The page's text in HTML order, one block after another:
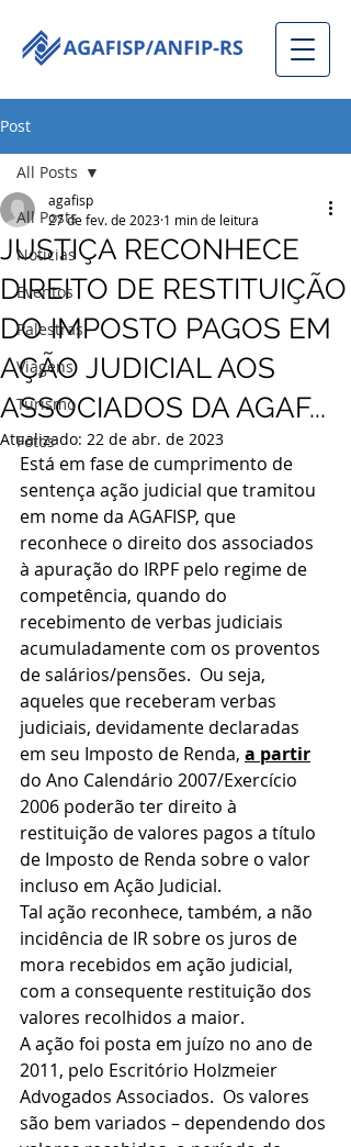
Post
All Posts
Notícias
Eventos
Palestras
Viagens
Turismo
Fotos
All Posts
JUSTIÇA RECONHECE
DIREITO DE RESTITUIÇÃO
DO IMPOSTO PAGOS EM
AÇÃO JUDICIAL AOS
ASSOCIADOS DA AGAF...
agafisp
27 de fev. de 2023 1 min de leitura
Atualizado: 22 de abr. de 2023
Está em fase de cumprimento de
sentença ação judicial que tramitou
em nome da AGAFISP, que
reconhece o direito dos associados
à apuração do IRPF pelo regime de
competência, quando do
recebimento de verbas judiciais
acumuladamente com os proventos
de salários/pensões.  Ou seja,
aqueles que receberam verbas
judiciais, devidamente declaradas
em seu Imposto de Renda, a partir
do Ano Calendário 2007/Exercício
2006 poderão ter direito à
restituição de valores pagos a título
de Imposto de Renda sobre o valor
incluso em Ação Judicial.
Tal ação reconhece, também, a não
incidência de IR sobre os juros de
mora recebidos em ação judicial,
com a consequente restituição dos
valores recolhidos a maior.
A ação foi posta em juízo no ano de
2011, pelo Escritório Holzmeier
Advogados Associados.  Os valores
são bem variados – dependendo dos